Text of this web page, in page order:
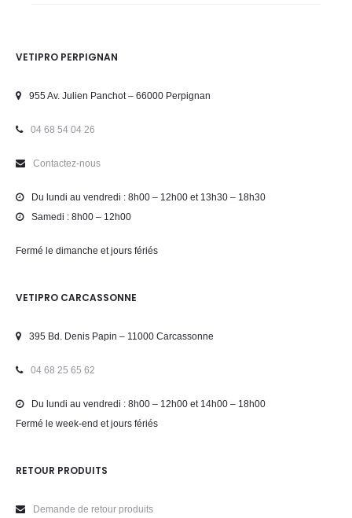
VETIPRO PERPIGNAN
955 Av. Julien Panchot – 66000 Perpignan
04 68 54 04 26
Contactez-nous
Du lundi au vendredi : 8h00 – 12h00 et 13h30 – 18h30
Samedi : 8h00 – 12h00
Fermé le dimanche et jours fériés
VETIPRO CARCASSONNE
395 Bd. Denis Papin – 11000 Carcassonne
04 68 25 65 62
Du lundi au vendredi : 8h00 – 12h00 et 14h00 – 18h00
Fermé le week-end et jours fériés
RETOUR PRODUITS
Demande de retour produits